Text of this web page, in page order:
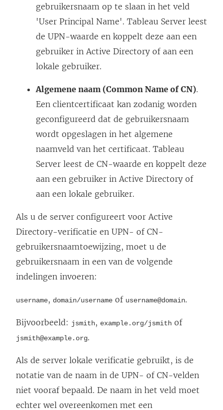
gebruikersnaam op te slaan in het veld
'User Principal Name'. Tableau Server leest
de UPN-waarde en koppelt deze aan een
gebruiker in Active Directory of aan een
lokale gebruiker.
Algemene naam (Common Name of CN).
Een clientcertificaat kan zodanig worden
geconfigureerd dat de gebruikersnaam
wordt opgeslagen in het algemene
naamveld van het certificaat. Tableau
Server leest de CN-waarde en koppelt deze
aan een gebruiker in Active Directory of
aan een lokale gebruiker.
Als u de server configureert voor Active
Directory-verificatie en UPN- of CN-
gebruikersnaamtoewijzing, moet u de
gebruikersnaam in een van de volgende
indelingen invoeren:
username, domain/username of username@domain.
Bijvoorbeeld: jsmith, example.org/jsmith of
jsmith@example.org.
Als de server lokale verificatie gebruikt, is de
notatie van de naam in de UPN- of CN-velden
niet vooraf bepaald. De naam in het veld moet
echter wel overeenkomen met een